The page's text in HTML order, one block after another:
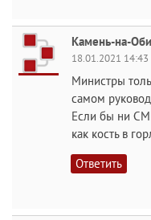
Камень-на-Оби
18.01.2021 14:43
Министры
самом
Если бы ни
как кость в
Ответить